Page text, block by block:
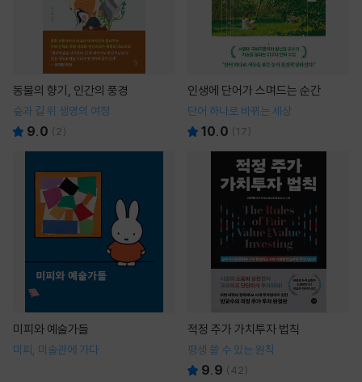
동물의 향기, 인간의 풍경
숲과 길 위 생명의 여정
9.0 ( 2)
인생에 단어가 스며드는 순간
단어 하나로 바뀌는 세상
10.0 (17)
미피와 예술가들
미피, 미술관에 가다
적정 주가 가치투자 법칙
평생 쓸 수 있는 원칙
9.9 (42)